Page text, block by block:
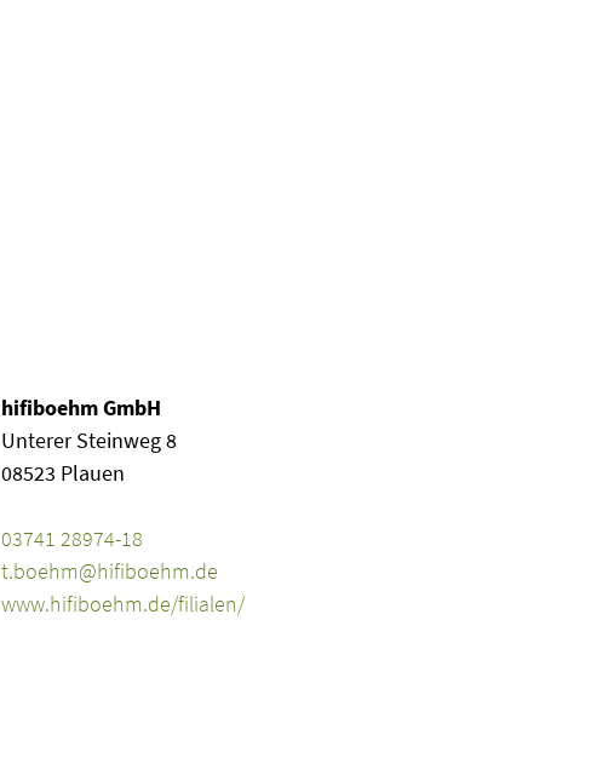
hifiboehm GmbH
Unterer Steinweg 8
08523 Plauen
Telefon
03741 28974-18
E-Mail
t.boehm@hifiboehm.de
Website
www.hifiboehm.de/filialen/